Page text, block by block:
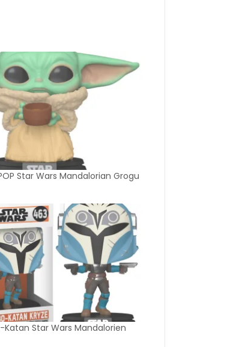
Star Wars Mandalorian Grogu
Katan Star Wars Mandalorien